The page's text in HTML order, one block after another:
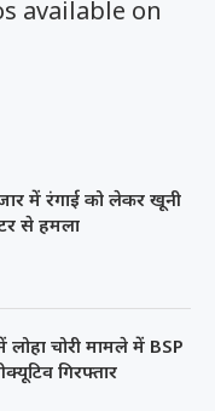
available on
में रंगाई को लेकर खूनी
से हमला
चोरी मामले में BSP
गिरफ्तार